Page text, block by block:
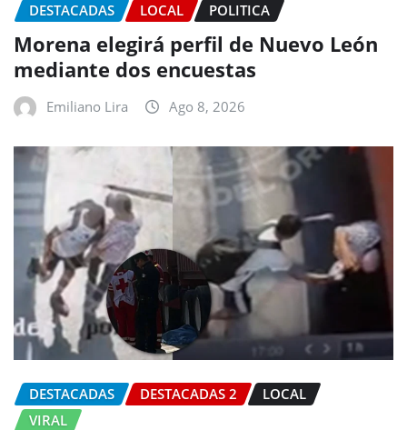
DESTACADAS LOCAL POLITICA
Morena elegirá perfil de Nuevo León
mediante dos encuestas
Emiliano Lira Ago 8, 2026
DESTACADAS DESTACADAS 2
LOCAL
VIRAL